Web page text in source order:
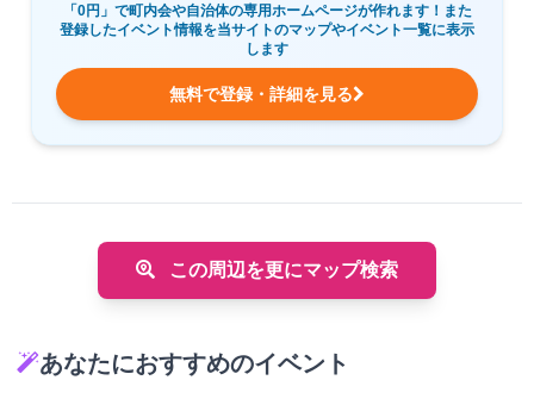
「0円」で町内会や自治体の専用ホームページが作れます！また
登録したイベント情報を当サイトのマップやイベント一覧に表示
します
無料で登録・詳細を見る
この周辺を更にマップ検索
あなたにおすすめのイベント